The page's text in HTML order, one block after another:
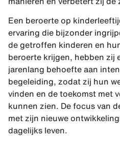
Een beroerte op
ervaring die bijzonder
de getroffen kinderen en
beroerte krijgen, hebben zij
jarenlang behoefte aan
begeleiding, zodat zij hun
vinden en de toekomst met
kunnen zien. De focus van
met zijn nieuwe
dagelijks leven.